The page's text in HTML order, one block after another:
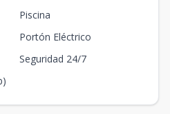
Piscina
Portón Eléctrico
Seguridad 24/7